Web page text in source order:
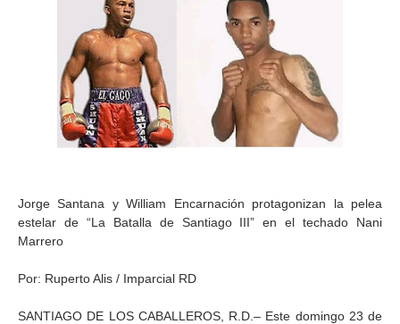
Jorge Santana y William Encarnación protagonizan la pelea
estelar de “La Batalla de Santiago III” en el techado Nani
Marrero
Por: Ruperto Alis / Imparcial RD
SANTIAGO DE LOS CABALLEROS, R.D.– Este domingo 23 de